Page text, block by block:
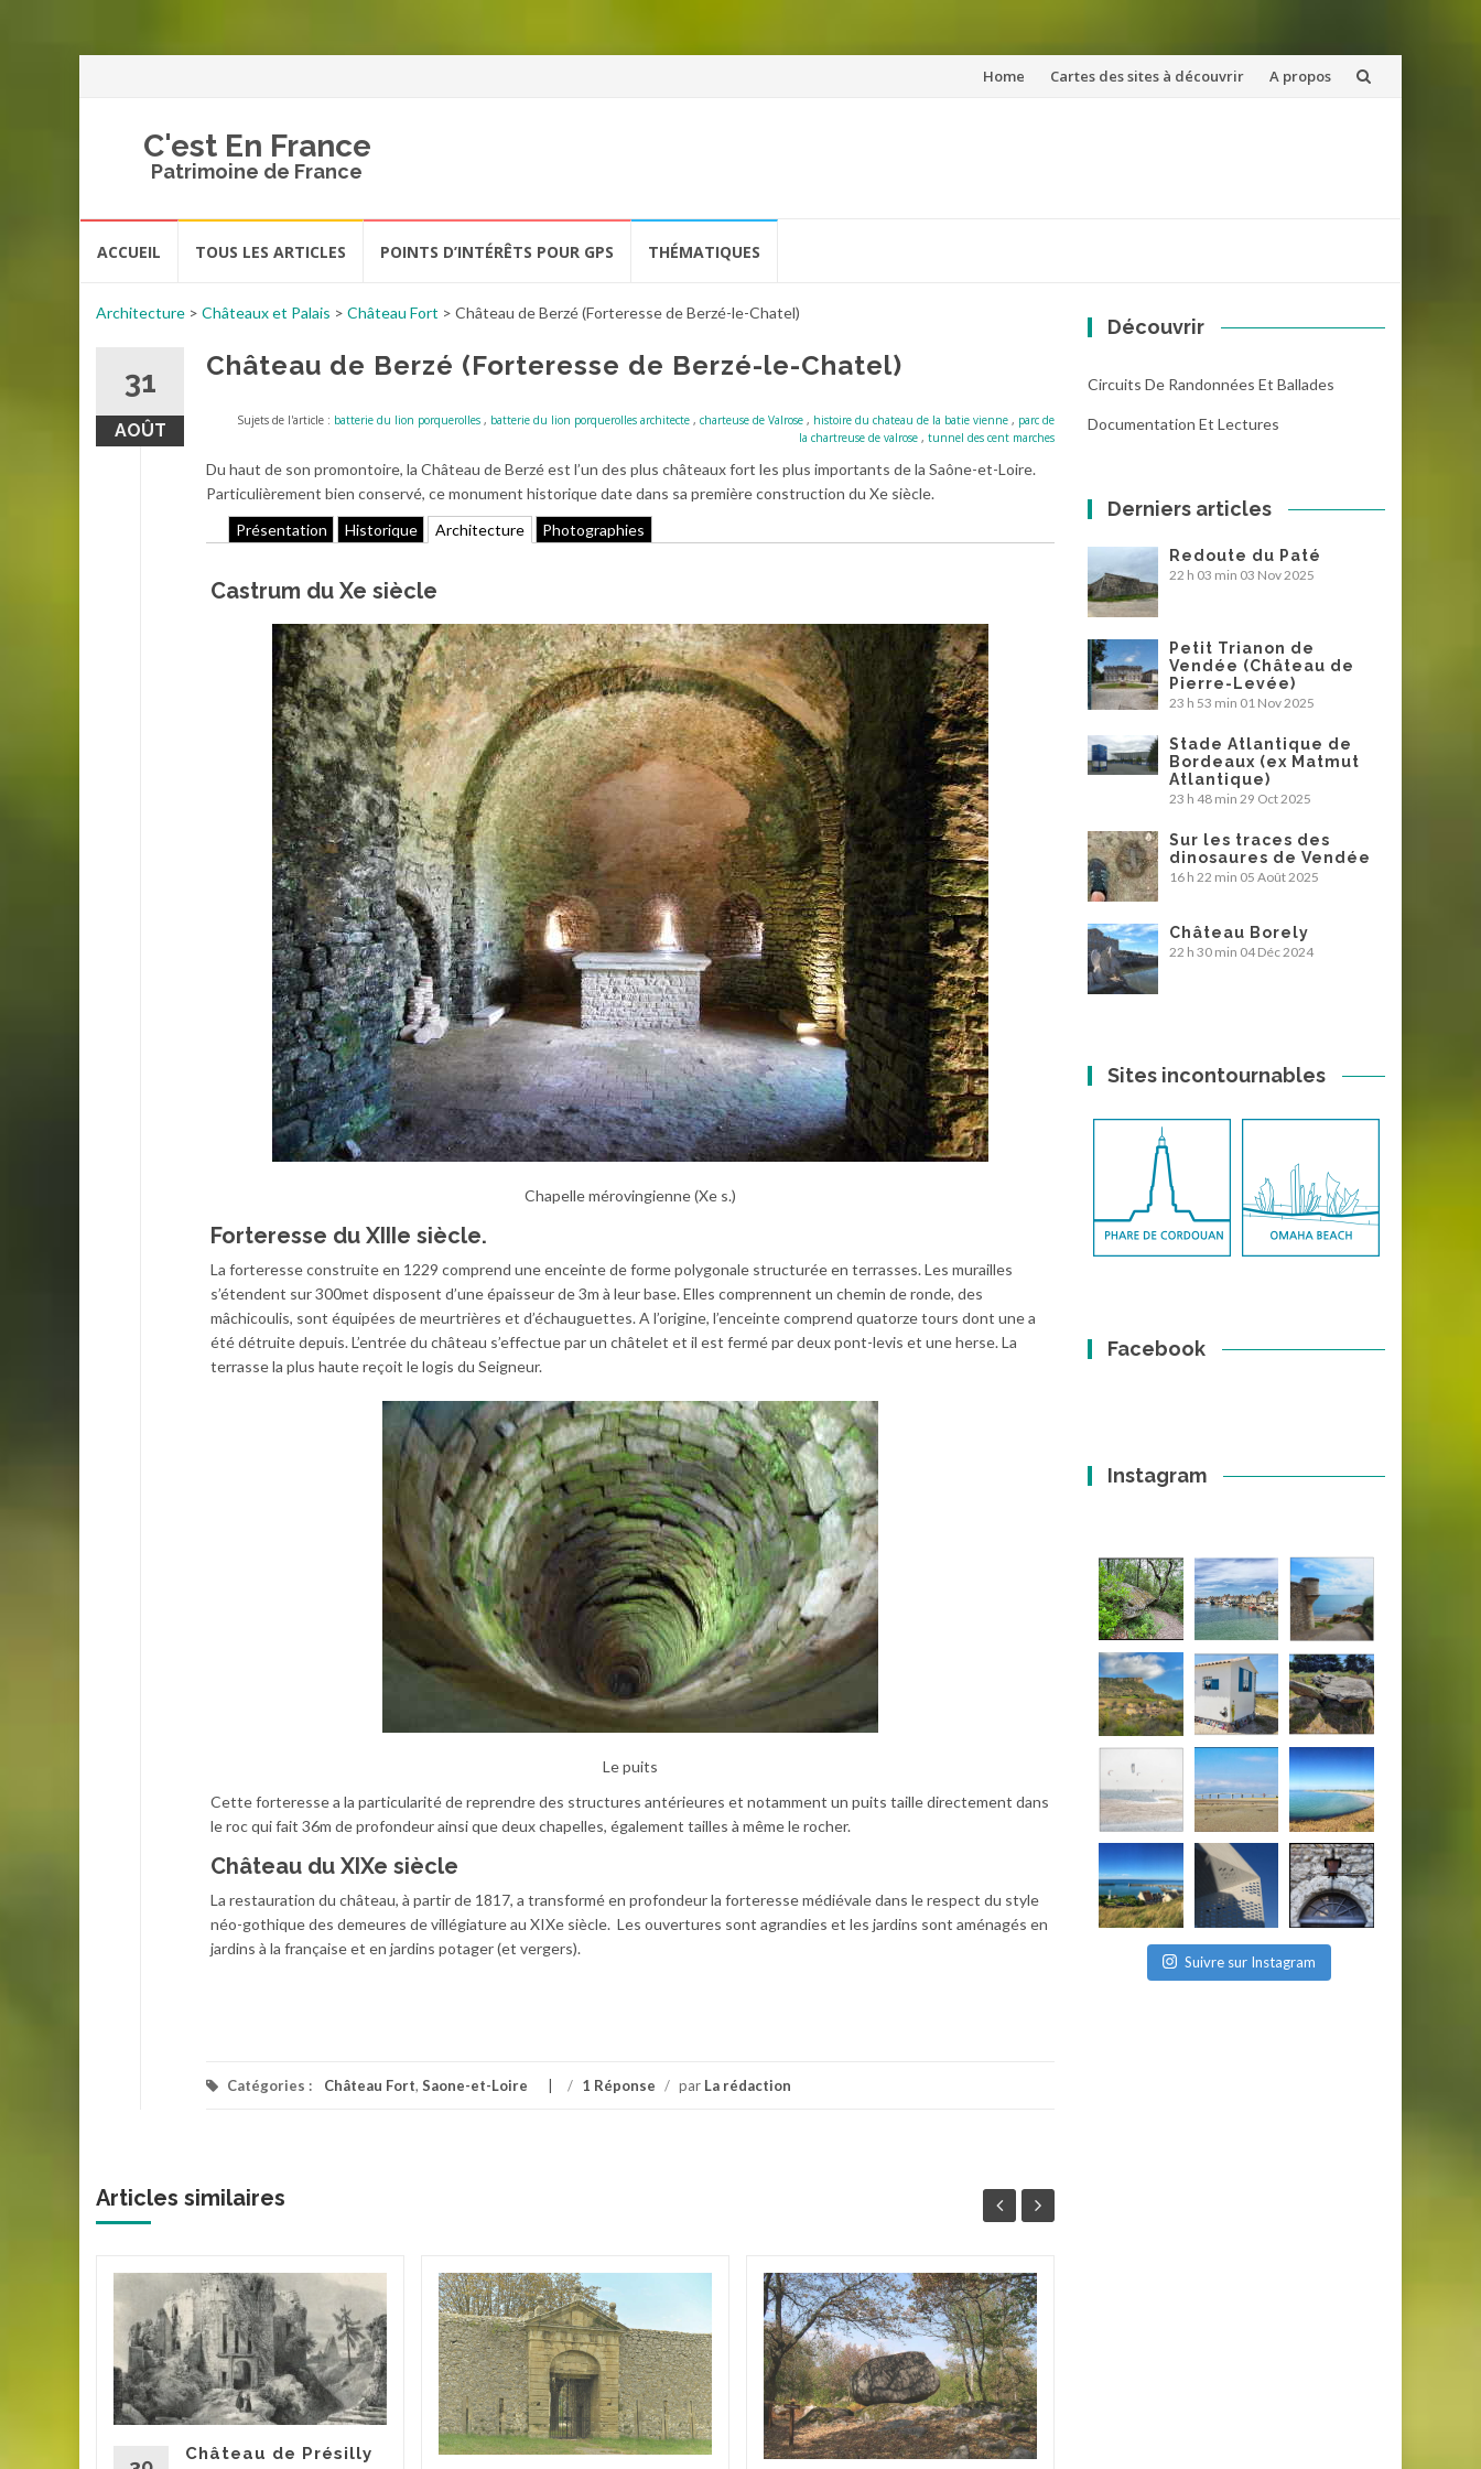
Aller
Home Cartes des sites à découvrir A propos
C'est En France
Patrimoine de France
ACCUEIL TOUS LES ARTICLES POINTS D’INTÉRÊTS POUR GPS THÉMATIQUES
Architecture > Châteaux et Palais > Château Fort > Château de Berzé (Forteresse de Berzé-le-Chatel)
31
AOÛT
Château de Berzé (Forteresse de Berzé-le-Chatel)
Sujets de l'article : batterie du lion porquerolles , batterie du lion porquerolles architecte , charteuse de Valrose , histoire du chateau de la batie vienne , parc de
la chartreuse de valrose , tunnel des cent marches
Du haut de son promontoire, la Château de Berzé est l’un des plus châteaux fort les plus importants de la Saône-et-Loire.
Particulièrement bien conservé, ce monument historique date dans sa première construction du Xe siècle.
Présentation
Historique Architecture Photographies
Castrum du Xe siècle
Chapelle mérovingienne (Xe s.)
Forteresse du XIIIe siècle.
La forteresse construite en 1229 comprend une enceinte de forme polygonale structurée en terrasses. Les murailles
s’étendent sur 300met disposent d’une épaisseur de 3m à leur base. Elles comprennent un chemin de ronde, des
mâchicoulis, sont équipées de meurtrières et d’échauguettes. A l’origine, l’enceinte comprend quatorze tours dont une a
été détruite depuis. L’entrée du château s’effectue par un châtelet et il est fermé par deux pont-levis et une herse. La
terrasse la plus haute reçoit le logis du Seigneur.
Le puits
Cette forteresse a la particularité de reprendre des structures antérieures et notamment un puits taille directement dans
le roc qui fait 36m de profondeur ainsi que deux chapelles, également tailles à même le rocher.
Château du XIXe siècle
La restauration du château, à partir de 1817, a transformé en profondeur la forteresse médiévale dans le respect du style
néo-gothique des demeures de villégiature au XIXe siècle. Les ouvertures sont agrandies et les jardins sont aménagés en
jardins à la française et en jardins potager (et vergers).
Catégories : Château Fort, Saone-et-Loire / 1 Réponse / par La rédaction
Articles similaires
Château de Présilly
Découvrir
Circuits De Randonnées Et Ballades
Documentation Et Lectures
Derniers articles
Redoute du Paté
22 h 03 min 03 Nov 2025
Petit Trianon de
Vendée (Château de
Pierre-Levée)
23 h 53 min 01 Nov 2025
Stade Atlantique de
Bordeaux (ex Matmut
Atlantique)
23 h 48 min 29 Oct 2025
Sur les traces des
dinosaures de Vendée
16 h 22 min 05 Août 2025
Château Borely
22 h 30 min 04 Déc 2024
Sites incontournables
Facebook
Instagram
Suivre sur Instagram